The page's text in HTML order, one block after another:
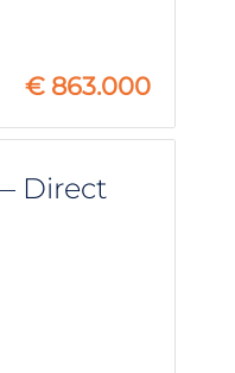
€ 863.000
Direct